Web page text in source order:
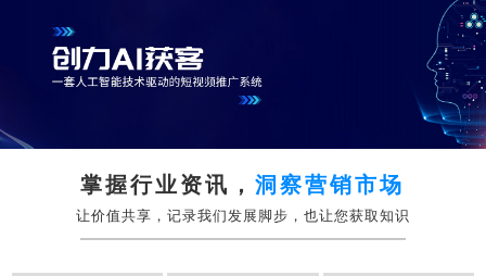
掌握行业资讯，洞察营销市场
让价值共享，记录我们发展脚步，也让您获取知识